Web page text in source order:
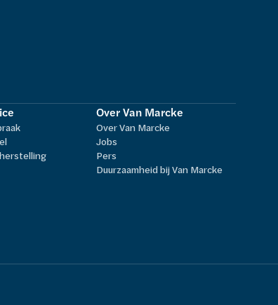
Over Van Marcke
Over Van Marcke
Jobs
Pers
Duurzaamheid bij Van Marcke